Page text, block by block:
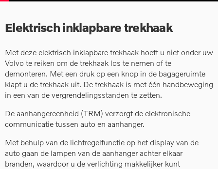
Elektrisch inklapbare trekhaak
Met deze elektrisch inklapbare trekhaak hoeft u niet onder uw
Volvo te reiken om de trekhaak los te nemen of te
demonteren. Met een druk op een knop in de bagageruimte
klapt u de trekhaak uit. De trekhaak is met één handbeweging
in een van de vergrendelingsstanden te zetten.
De aanhangereenheid (TRM) verzorgt de elektronische
communicatie tussen auto en aanhanger.
Met behulp van de lichtregelfunctie op het display van de
auto gaan de lampen van de aanhanger achter elkaar
branden, waardoor u de verlichting makkelijker kunt